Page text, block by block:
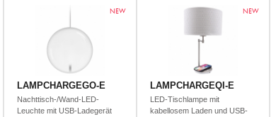
LAMPCHARGEGO-E
Nachttisch-/Wand-LED-
Leuchte mit USB-Ladegerät
NEW
LAMPCHARGEQI-E
LED-Tischlampe mit
kabellosem Laden und USB-
NEW